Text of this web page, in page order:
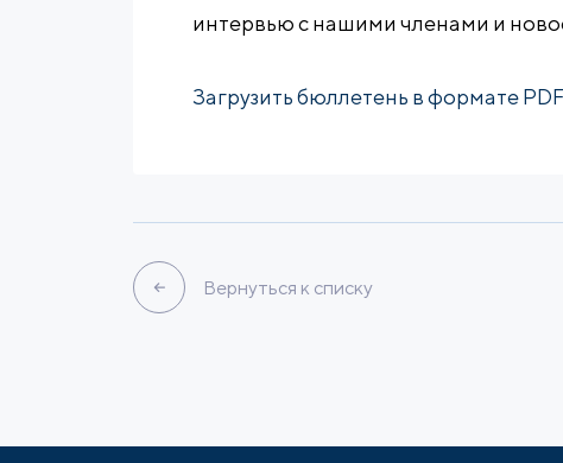
интервью с нашими членами и
Загрузить бюллетень в формате
Вернуться к списку